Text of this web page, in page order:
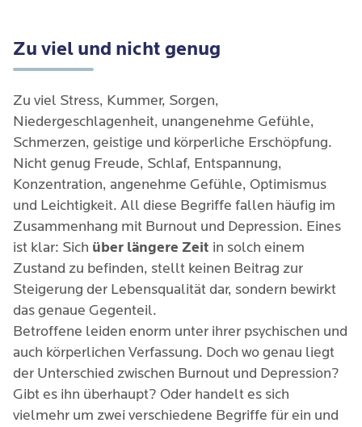
Zu viel und nicht genug
Zu viel Stress, Kummer, Sorgen,
Niedergeschlagenheit, unangenehme Gefühle,
Schmerzen, geistige und körperliche Erschöpfung.
Nicht genug Freude, Schlaf, Entspannung,
Konzentration, angenehme Gefühle, Optimismus
und Leichtigkeit. All diese Begriffe fallen häufig im
Zusammenhang mit Burnout und Depression. Eines
ist klar: Sich über längere Zeit in solch einem
Zustand zu befinden, stellt keinen Beitrag zur
Steigerung der Lebensqualität dar, sondern bewirkt
das genaue Gegenteil.
Betroffene leiden enorm unter ihrer psychischen und
auch körperlichen Verfassung. Doch wo genau liegt
der Unterschied zwischen Burnout und Depression?
Gibt es ihn überhaupt? Oder handelt es sich
vielmehr um zwei verschiedene Begriffe für ein und